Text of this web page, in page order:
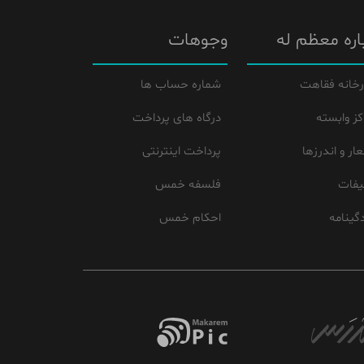
معظم له
فقاهت
وابسته
و اندرزها
وجوهات
شماره حساب ها
درگاه های پرداخت
پرداخت اینترنتی
فلسفه خمس
احکام خمس